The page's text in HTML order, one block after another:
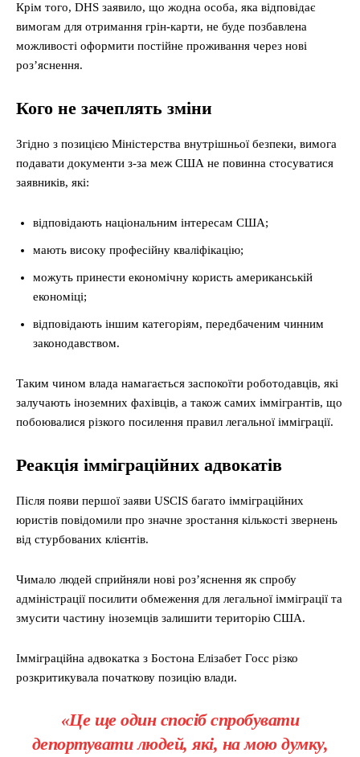
Крім того, DHS заявило, що жодна особа, яка відповідає
вимогам для отримання грін-карти, не буде позбавлена
можливості оформити постійне проживання через нові
роз’яснення.
Кого не зачеплять зміни
Згідно з позицією Міністерства внутрішньої безпеки, вимога
подавати документи з-за меж США не повинна стосуватися
заявників, які:
відповідають національним інтересам США;
мають високу професійну кваліфікацію;
можуть принести економічну користь американській
економіці;
відповідають іншим категоріям, передбаченим чинним
законодавством.
Таким чином влада намагається заспокоїти роботодавців, які
залучають іноземних фахівців, а також самих іммігрантів, що
побоювалися різкого посилення правил легальної імміграції.
Реакція імміграційних адвокатів
Після появи першої заяви USCIS багато імміграційних
юристів повідомили про значне зростання кількості звернень
від стурбованих клієнтів.
Чимало людей сприйняли нові роз’яснення як спробу
адміністрації посилити обмеження для легальної імміграції та
змусити частину іноземців залишити територію США.
Імміграційна адвокатка з Бостона Елізабет Госс різко
розкритикувала початкову позицію влади.
«Це ще один спосіб спробувати
депортувати людей, які, на мою думку,